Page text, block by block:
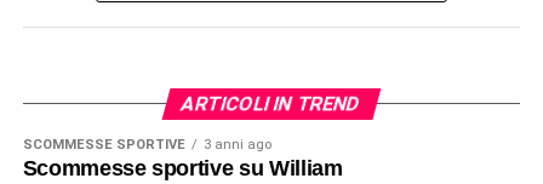
ARTICOLI IN TREND
SCOMMESSE SPORTIVE 3 anni ago
Scommesse sportive su William